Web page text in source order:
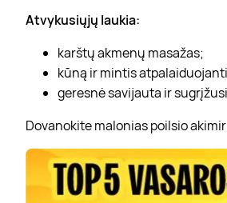
Atvykusiųjų laukia:
karštų akmenų masažas;
kūną ir mintis
geresnė savijauta ir
Dovanokite malonias poilsio